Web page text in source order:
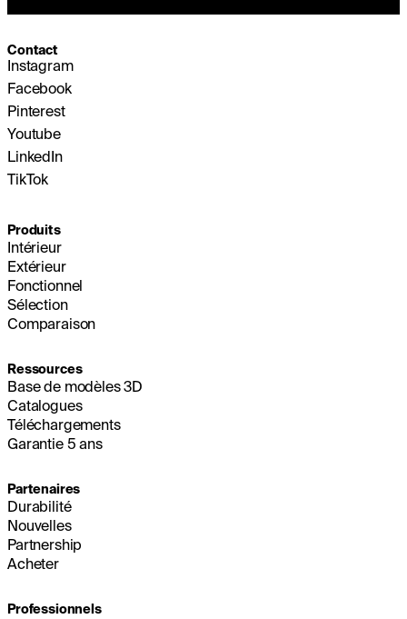
Contact
Instagram
Facebook
Pinterest
Youtube
LinkedIn
TikTok
Produits
Intérieur
Extérieur
Fonctionnel
Sélection
Comparaison
Ressources
Base de modèles 3D
Catalogues
Téléchargements
Garantie 5 ans
Partenaires
Durabilité
Nouvelles
Partnership
Acheter
Professionnels